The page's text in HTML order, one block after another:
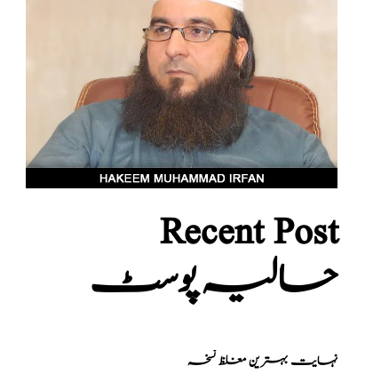
Recent Post
حالیہ پوسٹ
نہایت بہترین مغلظ نسخہ